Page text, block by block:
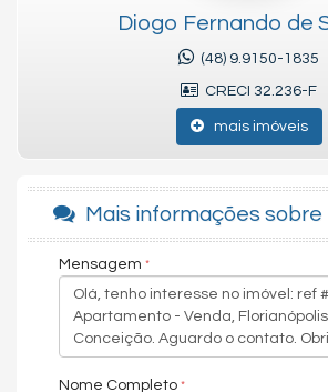
Diogo Fernando Imóveis - Aluguel, Compra
Férias Floripa Imóveis - Aluguel de
As informações estão sujeitas a alterações.
Chave do anúncio: zVqSelu0Nzl0PV2b
Diogo Fernando de
(48) 9.9150-1835
CRECI 32.236-F
mais imóveis
Mais informações sobre
Mensagem
Nome Completo